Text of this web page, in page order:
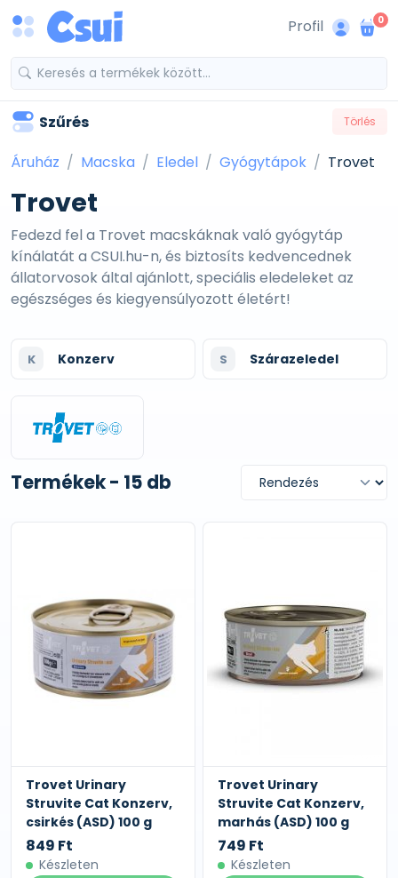
Profil 0
Szűrés Törlés
Áruház Macska Eledel Gyógytápok Trovet
Trovet
Fedezd fel a Trovet macskáknak való gyógytáp
kínálatát a CSUI.hu-n, és biztosíts kedvencednek
állatorvosok által ajánlott, speciális eledeleket az
egészséges és kiegyensúlyozott életért!
K Konzerv S Szárazeledel
Termékek - 15 db
Trovet Urinary
Struvite Cat Konzerv,
csirkés (ASD) 100 g
849 Ft
Készleten
Trovet Urinary
Struvite Cat Konzerv,
marhás (ASD) 100 g
749 Ft
Készleten